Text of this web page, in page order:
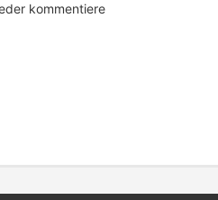
kommentiere